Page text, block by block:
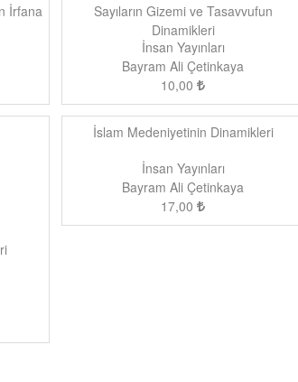
İrfana
Sayıların Gizemi ve Tasavvufun
Dinamikleri
İnsan Yayınları
Bayram Ali Çetinkaya
10,00
İslam Medeniyetinin Dinamikleri
İnsan Yayınları
Bayram Ali Çetinkaya
17,00